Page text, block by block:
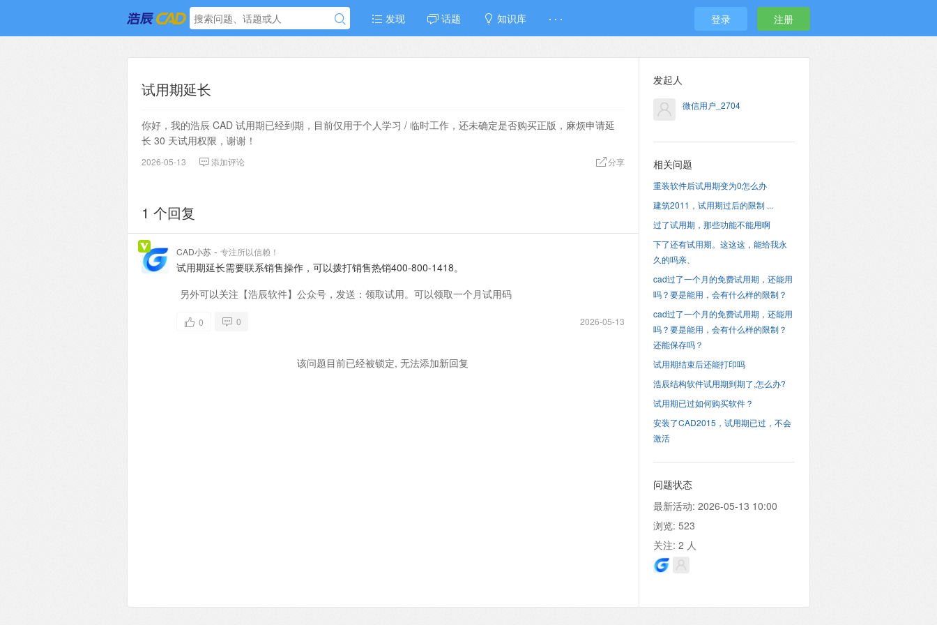
发现 话题 知识库 · · · 登录 注册
试用期延长
你好，我的浩辰 CAD 试用期已经到期，目前仅用于个人学习 / 临时工作，还未确定是否购买正版，麻烦申请延
长 30 天试用权限，谢谢！
2026-05-13 添加评论 分享
1 个回复
CAD小苏 - 专注所以信赖！
试用期延长需要联系销售操作，可以拨打销售热销400-800-1418。
另外可以关注【浩辰软件】公众号，发送：领取试用。可以领取一个月试用码
2026-05-13
0 0
该问题目前已经被锁定, 无法添加新回复
发起人
微信用户_2704
相关问题
重装软件后试用期变为0怎么办
建筑2011，试用期过后的限制 ...
过了试用期，那些功能不能用啊
下了还有试用期。这这这，能给我永
久的吗亲、
cad过了一个月的免费试用期，还能用
吗？要是能用，会有什么样的限制？
cad过了一个月的免费试用期，还能用
吗？要是能用，会有什么样的限制？
还能保存吗？
试用期结束后还能打印吗
浩辰结构软件试用期到期了,怎么办?
试用期已过如何购买软件？
安装了CAD2015，试用期已过，不会
激活
问题状态
最新活动: 2026-05-13 10:00
浏览: 523
关注: 2 人